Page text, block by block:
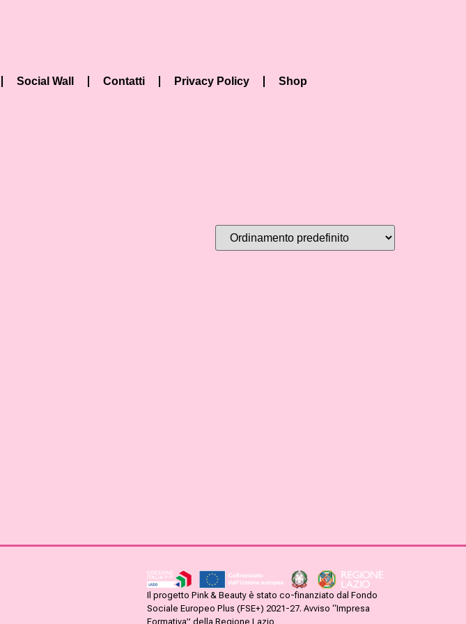
Social Wall Contatti Privacy Policy Shop
Il progetto Pink & Beauty è stato co-finanziato dal Fondo
Sociale Europeo Plus (FSE+) 2021-27. Avviso “Impresa
Formativa” della Regione Lazio